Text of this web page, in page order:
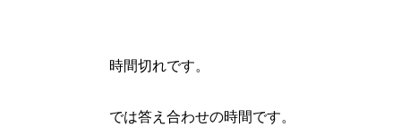
時間切れです。
では答え合わせの時間です。